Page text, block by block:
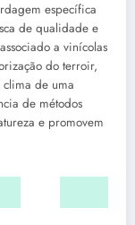
específica
de qualidade e
a vinícolas
do terroir,
clima de uma
de métodos
e promovem